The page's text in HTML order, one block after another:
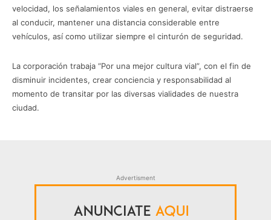
velocidad, los señalamientos viales en general, evitar distraerse
al conducir, mantener una distancia considerable entre
vehículos, así como utilizar siempre el cinturón de seguridad.
La corporación trabaja “Por una mejor cultura vial”, con el fin de
disminuir incidentes, crear conciencia y responsabilidad al
momento de transitar por las diversas vialidades de nuestra
ciudad.
Advertisment